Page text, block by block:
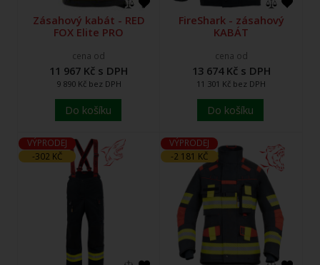
Zásahový kabát - RED
FOX Elite PRO
cena od
11 967 Kč s DPH
9 890 Kč bez DPH
Do košíku
FireShark - zásahový
KABÁT
cena od
13 674 Kč s DPH
11 301 Kč bez DPH
Do košíku
VÝPRODEJ
-302 KČ
VÝPRODEJ
-2 181 KČ